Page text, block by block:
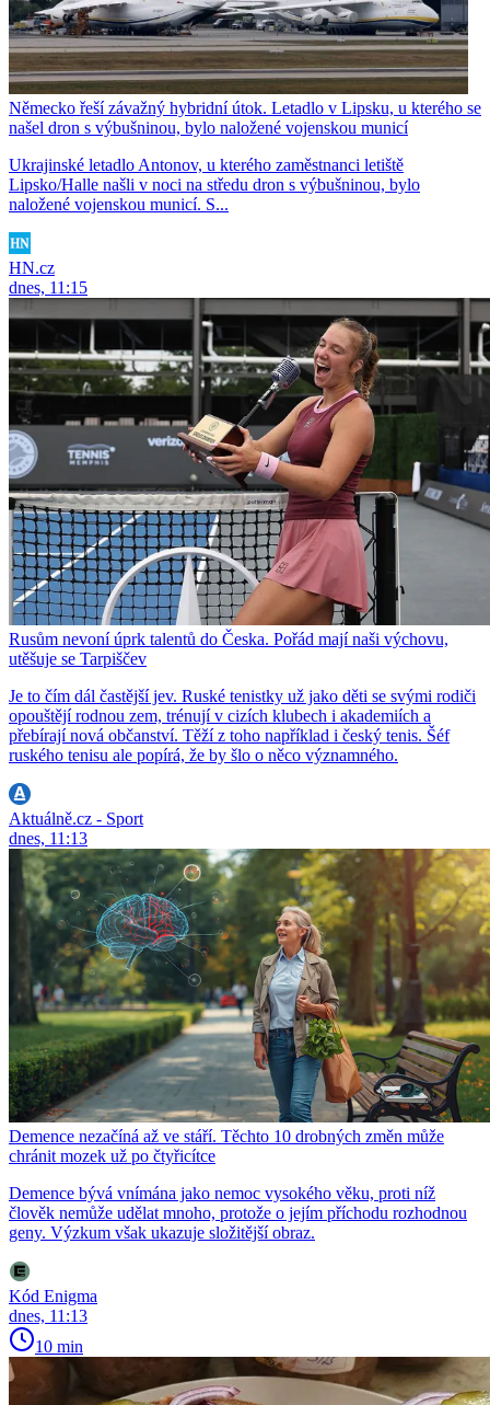
Německo řeší závažný hybridní útok. Letadlo v Lipsku, u kterého se
našel dron s výbušninou, bylo naložené vojenskou municí
Ukrajinské letadlo Antonov, u kterého zaměstnanci letiště
Lipsko/Halle našli v noci na středu dron s výbušninou, bylo
naložené vojenskou municí. S...
HN.cz
dnes, 11:15
Rusům nevoní úprk talentů do Česka. Pořád mají naši výchovu,
utěšuje se Tarpiščev
Je to čím dál častější jev. Ruské tenistky už jako děti se svými rodiči
opouštějí rodnou zem, trénují v cizích klubech i akademiích a
přebírají nová občanství. Těží z toho například i český tenis. Šéf
ruského tenisu ale popírá, že by šlo o něco významného.
Aktuálně.cz - Sport
dnes, 11:13
Demence nezačíná až ve stáří. Těchto 10 drobných změn může
chránit mozek už po čtyřicítce
Demence bývá vnímána jako nemoc vysokého věku, proti níž
člověk nemůže udělat mnoho, protože o jejím příchodu rozhodnou
geny. Výzkum však ukazuje složitější obraz.
Kód Enigma
dnes, 11:13
10 min